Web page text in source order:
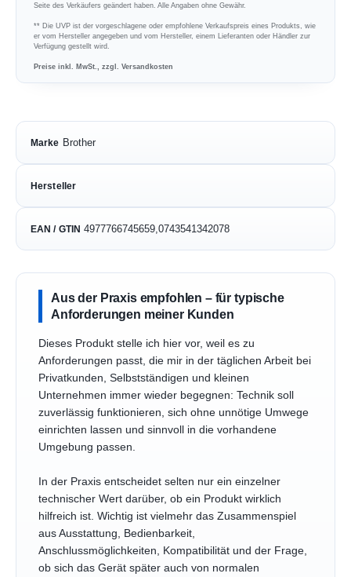
Seite des Verkäufers geändert haben. Alle Angaben ohne Gewähr.
** Die UVP ist der vorgeschlagene oder empfohlene Verkaufspreis eines Produkts, wie
er vom Hersteller angegeben und vom Hersteller, einem Lieferanten oder Händler zur
Verfügung gestellt wird.
Preise inkl. MwSt., zzgl. Versandkosten
Marke Brother
Hersteller
EAN / GTIN 4977766745659,0743541342078
Aus der Praxis empfohlen – für typische
Anforderungen meiner Kunden
Dieses Produkt stelle ich hier vor, weil es zu
Anforderungen passt, die mir in der täglichen Arbeit bei
Privatkunden, Selbstständigen und kleinen
Unternehmen immer wieder begegnen: Technik soll
zuverlässig funktionieren, sich ohne unnötige Umwege
einrichten lassen und sinnvoll in die vorhandene
Umgebung passen.
In der Praxis entscheidet selten nur ein einzelner
technischer Wert darüber, ob ein Produkt wirklich
hilfreich ist. Wichtig ist vielmehr das Zusammenspiel
aus Ausstattung, Bedienbarkeit,
Anschlussmöglichkeiten, Kompatibilität und der Frage,
ob sich das Gerät später auch von normalen